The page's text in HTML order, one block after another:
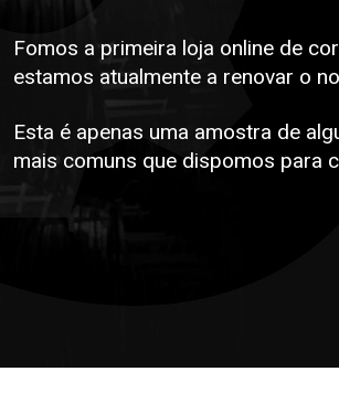
Fomos a primeira loja online de
estamos atualmente a renovar o
Esta é apenas uma amostra de
mais comuns que dispomos para